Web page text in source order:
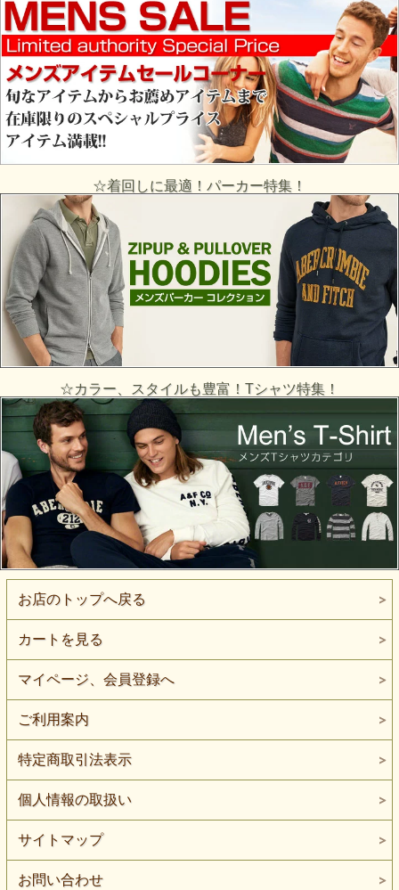
☆着回しに最適！パーカー特集！
☆カラー、スタイルも豊富！Tシャツ特集！
お店のトップへ戻る
カートを見る
マイページ、会員登録へ
ご利用案内
特定商取引法表示
個人情報の取扱い
サイトマップ
お問い合わせ